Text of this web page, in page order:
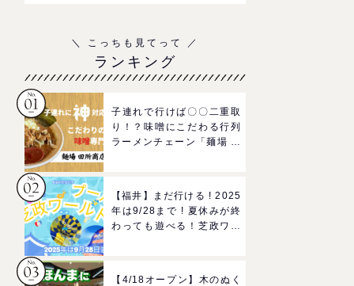
ランキング
子連れで行けば〇〇二重取
り！？味噌にこだわる行列
ラーメンチェーン「麺場 田
【福井】まだ行ける ! 2025
年は9/28まで ! 夏休みが終
わっても遊べる！芝政ワー
【4/18オープン】木のぬく